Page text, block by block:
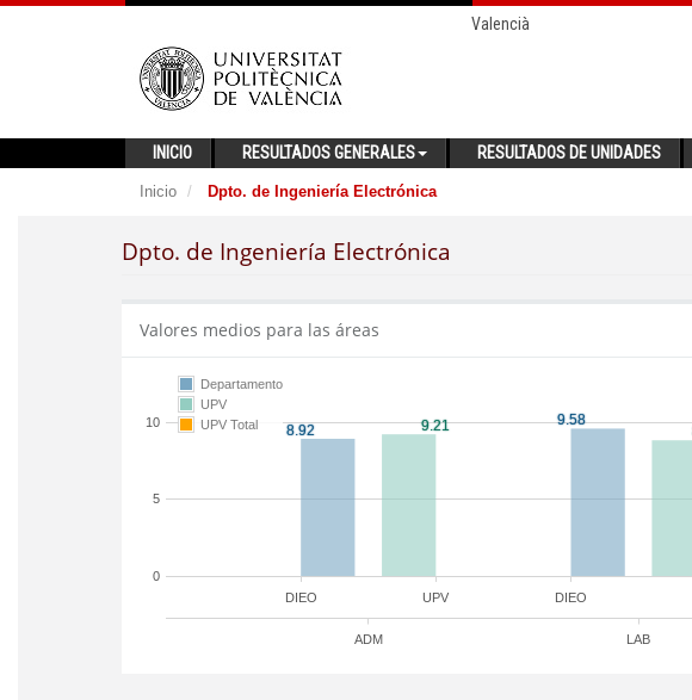
Valencià
INICIO RESULTADOS GENERALES RESULTADOS DE UNIDADES
Inicio Dpto. de Ingeniería Electrónica
Dpto. de Ingeniería Electrónica
Valores medios para las áreas
DIEO DIEO
UPV
ADM LAB
0
5
10
Departamento
UPV
UPV Total